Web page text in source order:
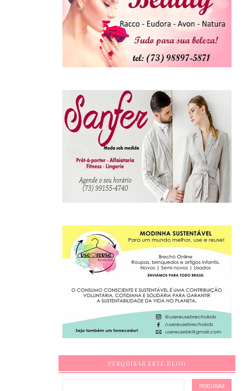
PESQUISAR ESTE BLOG